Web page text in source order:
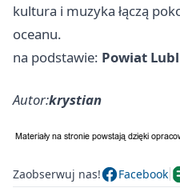
kultura i muzyka łączą
oceanu.
na podstawie: Powiat
Autor:krystian
Zaobserwuj nas! Facebook